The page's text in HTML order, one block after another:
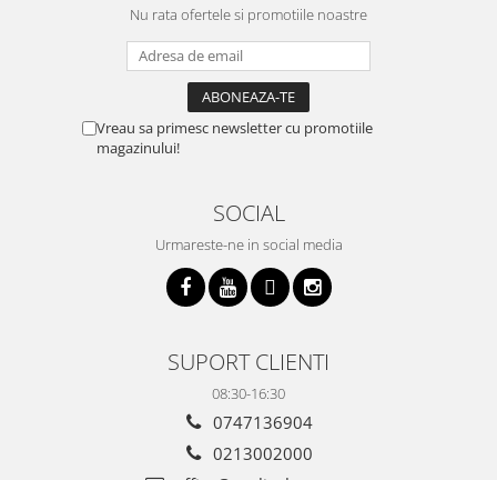
Nu rata ofertele si promotiile noastre
Vreau sa primesc newsletter cu promotiile
magazinului!
SOCIAL
Urmareste-ne in social media
SUPORT CLIENTI
08:30-16:30
0747136904
0213002000